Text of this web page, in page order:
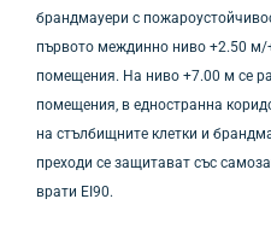
брандмауери с
първото междинно ниво +2.50 м/
помещения. На ниво +7.00 м се
помещения, в едностранна
на стълбищните клетки и
преходи се защитават със
врати EI90.